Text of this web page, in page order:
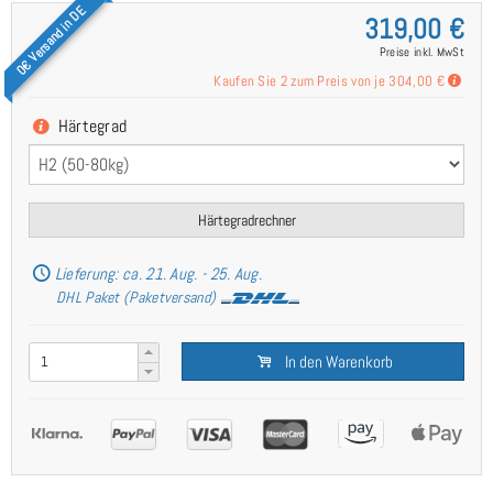
0€ Versand in DE 319,00 €
Preise inkl. MwSt
Kaufen Sie 2 zum Preis von je 304,00 €
Härtegrad
Härtegradrechner
Lieferung: ca. 21. Aug. - 25. Aug.
DHL Paket (Paketversand)
In den Warenkorb